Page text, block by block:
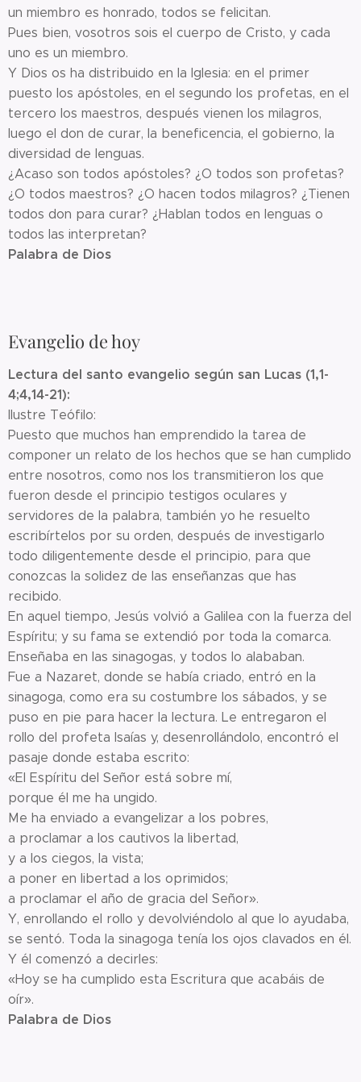
un miembro es honrado, todos se felicitan.
Pues bien, vosotros sois el cuerpo de Cristo, y cada
uno es un miembro.
Y Dios os ha distribuido en la Iglesia: en el primer
puesto los apóstoles, en el segundo los profetas, en el
tercero los maestros, después vienen los milagros,
luego el don de curar, la beneficencia, el gobierno, la
diversidad de lenguas.
¿Acaso son todos apóstoles? ¿O todos son profetas?
¿O todos maestros? ¿O hacen todos milagros? ¿Tienen
todos don para curar? ¿Hablan todos en lenguas o
todos las interpretan?
Palabra de Dios
Evangelio de hoy
Lectura del santo evangelio según san Lucas (1,1-
4;4,14-21):
Ilustre Teófilo:
Puesto que muchos han emprendido la tarea de
componer un relato de los hechos que se han cumplido
entre nosotros, como nos los transmitieron los que
fueron desde el principio testigos oculares y
servidores de la palabra, también yo he resuelto
escribírtelos por su orden, después de investigarlo
todo diligentemente desde el principio, para que
conozcas la solidez de las enseñanzas que has
recibido.
En aquel tiempo, Jesús volvió a Galilea con la fuerza del
Espíritu; y su fama se extendió por toda la comarca.
Enseñaba en las sinagogas, y todos lo alababan.
Fue a Nazaret, donde se había criado, entró en la
sinagoga, como era su costumbre los sábados, y se
puso en pie para hacer la lectura. Le entregaron el
rollo del profeta Isaías y, desenrollándolo, encontró el
pasaje donde estaba escrito:
«El Espíritu del Señor está sobre mí,
porque él me ha ungido.
Me ha enviado a evangelizar a los pobres,
a proclamar a los cautivos la libertad,
y a los ciegos, la vista;
a poner en libertad a los oprimidos;
a proclamar el año de gracia del Señor».
Y, enrollando el rollo y devolviéndolo al que lo ayudaba,
se sentó. Toda la sinagoga tenía los ojos clavados en él.
Y él comenzó a decirles:
«Hoy se ha cumplido esta Escritura que acabáis de
oír».
Palabra de Dios